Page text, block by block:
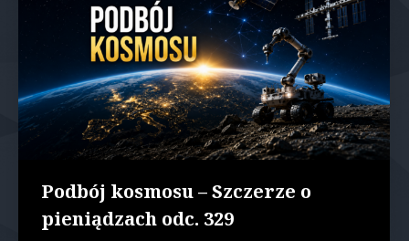
Podbój kosmosu – Szczerze o
pieniądzach odc. 329